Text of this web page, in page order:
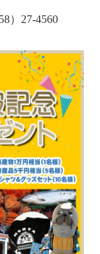
）27-4560